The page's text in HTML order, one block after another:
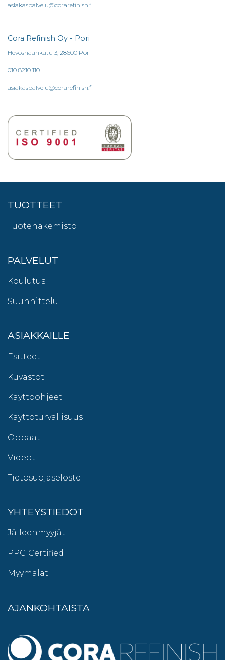
asiakaspalvelu@corarefinish.fi
Cora Refinish Oy - Pori
Hevoshaankatu 3, 28600 Pori
010 8210 110
asiakaspalvelu@corarefinish.fi
TUOTTEET
Tuotehakemisto
PALVELUT
Koulutus
Suunnittelu
ASIAKKAILLE
Esitteet
Kuvastot
Käyttöohjeet
Käyttöturvallisuus
Oppaat
Videot
Tietosuojaseloste
YHTEYSTIEDOT
Jälleenmyyjät
PPG Certified
Myymälät
AJANKOHTAISTA